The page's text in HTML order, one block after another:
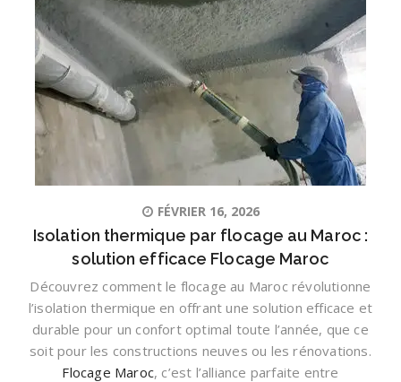
FÉVRIER 16, 2026
Isolation thermique par flocage au Maroc :
solution efficace Flocage Maroc
Découvrez comment le flocage au Maroc révolutionne
l’isolation thermique en offrant une solution efficace et
durable pour un confort optimal toute l’année, que ce
soit pour les constructions neuves ou les rénovations.
Flocage Maroc, c’est l’alliance parfaite entre